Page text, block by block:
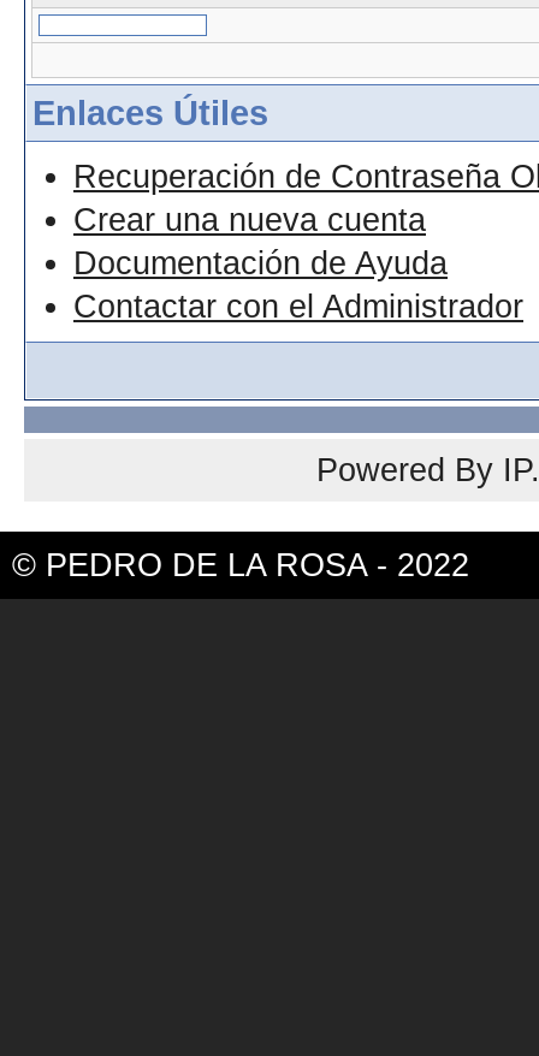
Enlaces Útiles
Recuperación de Contraseña
Crear una nueva cuenta
Documentación de Ayuda
Contactar con el Administrador
Powered By
© PEDRO DE LA ROSA - 2022